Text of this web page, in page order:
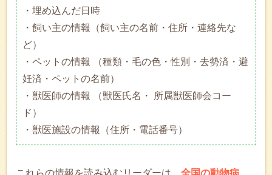
・埋め込んだ日時
・飼い主の情報（飼い主の名前・住所・連絡先な
ど）
・ペットの情報 （種類・毛の色・性別・去勢済・避
妊済・ペットの名前）
・獣医師の情報 （獣医氏名・ 所属獣医師会コー
ド）
・獣医施設の情報（住所・電話番号）